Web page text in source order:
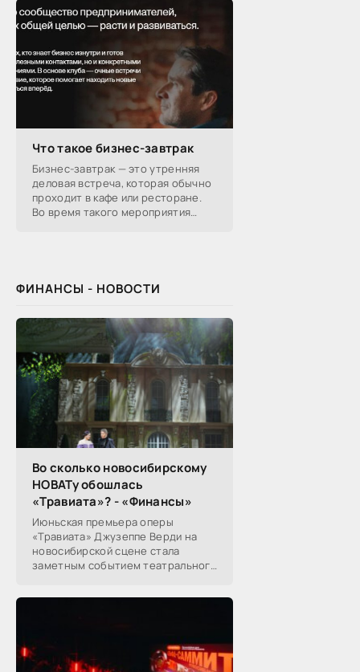
Что такое бизнес-завтрак
Бизнес-завтрак — это утренняя
деловая встреча, которая обычно
проходит в кафе или ресторане.
Во время такого мероприятия
ФИНАНСЫ - НОВОСТИ
Во сколько новосибирскому
НОВАТу обошлась
«Травиата»? - «Финансы»
Июньская премьера оперы
«Травиата» Джузеппе Верди на
новосибирской сцене стала
заметным событием театрального
Посетители НОВАТа, с которыми